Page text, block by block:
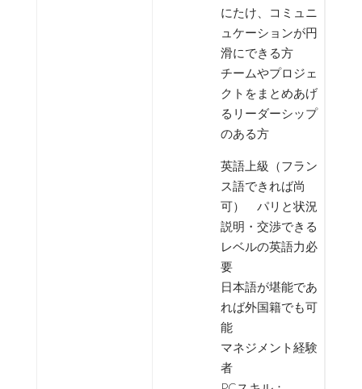
にたけ、コミュニ
ュケーションが円
滑にできる方
チームやプロジェ
クトをまとめあげ
るリーダーシップ
のある方
英語上級（フラン
ス語できれば尚
可） パリと状況
説明・交渉できる
レベルの英語力必
要
日本語が堪能であ
れば外国籍でも可
能
マネジメント経験
者